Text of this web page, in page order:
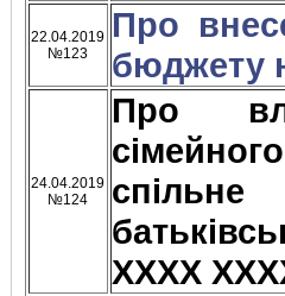
22.04.2019
№123
Про
бюджету
24.04.2019
№124
Про
ХХХХ